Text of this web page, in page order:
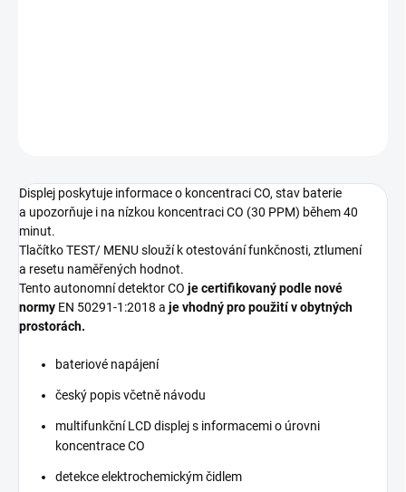
Displej poskytuje informace o koncentraci CO, stav baterie
a upozorňuje i na nízkou koncentraci CO (30 PPM) během 40
minut.
Tlačítko TEST/ MENU slouží k otestování funkčnosti, ztlumení
a resetu naměřených hodnot.
Tento autonomní detektor CO je certifikovaný podle nové
normy EN 50291-1:2018 a je vhodný pro použití v obytných
prostorách.
bateriové napájení
český popis včetně návodu
multifunkční LCD displej s informacemi o úrovni
koncentrace CO
detekce elektrochemickým čidlem